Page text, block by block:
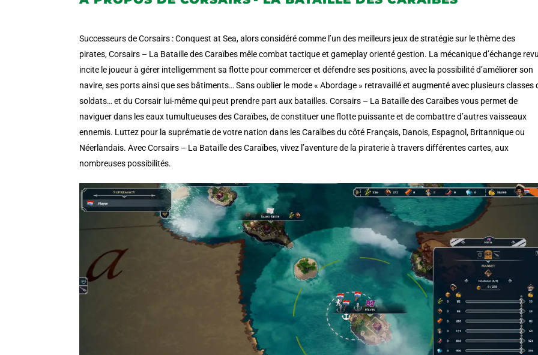
Successeurs deCorsairs : Conquest at Sea, alors considéré comme l’un des meilleurs jeux de stratégie sur le thème des
pirates,Corsairs – La Bataille des Caraïbes mêle combat tactique et gameplay orienté gestion. La mécanique d’échange
incite le joueur à gérer intelligemment sa flotte pour commercer et défendre ses positions, avec la possibilité d’améliorer son
navire, ses ports ainsi que ses bâtiments… Sans oublier le mode « Abordage » retravaillé et augmentéavec plusieurs classes
soldats… et du Corsair lui-même qui peut prendre part aux batailles. Corsairs – La Bataille des Caraïbesvous permet de
naviguer dans les eaux tumultueuses des Caraïbes, de constituer une flotte puissante et de combattre d’autres vaisseaux
ennemis. Luttez pour la suprématie de votre nation dans les Caraïbes du côté Français, Danois, Espagnol, Britannique ou
Néerlandais. AvecCorsairs – La Bataille des Caraïbes, vivez l’aventure de la piraterie à travers différentes cartes, aux
nombreuses possibilités.